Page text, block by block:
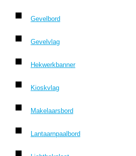
Gevelbord
Gevelvlag
Hekwerkbanner
Kioskvlag
Makelaarsbord
Lantaarnpaalbord